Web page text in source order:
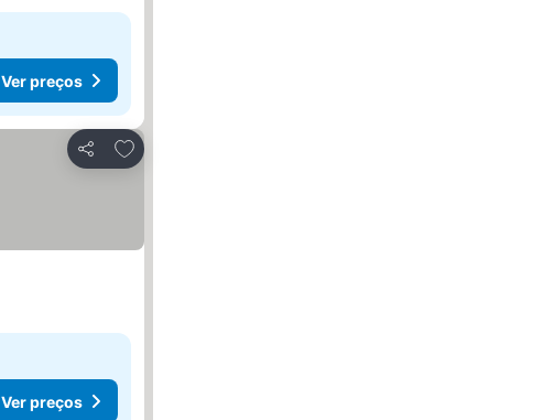
Ver preços
Partilhar
Adicionar aos favoritos
Ver preços